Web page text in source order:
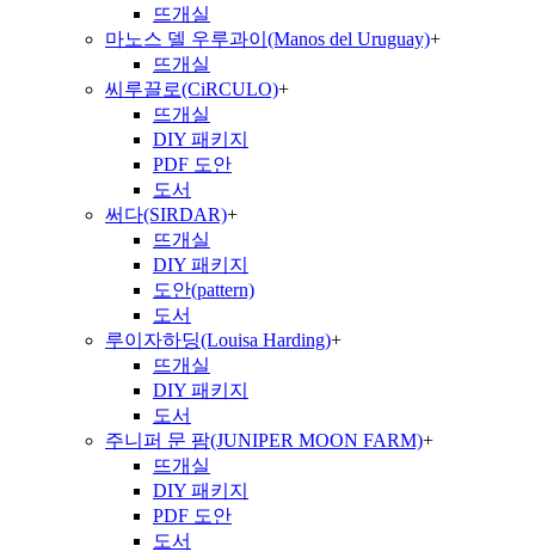
뜨개실
마노스 델 우루과이(Manos del Uruguay)+
뜨개실
씨루끌로(CiRCULO)+
뜨개실
DIY 패키지
PDF 도안
도서
써다(SIRDAR)+
뜨개실
DIY 패키지
도안(pattern)
도서
루이자하딩(Louisa Harding)+
뜨개실
DIY 패키지
도서
주니퍼 문 팜(JUNIPER MOON FARM)+
뜨개실
DIY 패키지
PDF 도안
도서